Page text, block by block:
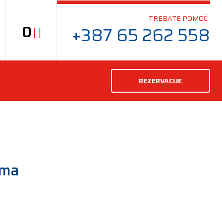
0
TREBATE POMOĆ
+387 65 262 558
REZERVACIJE